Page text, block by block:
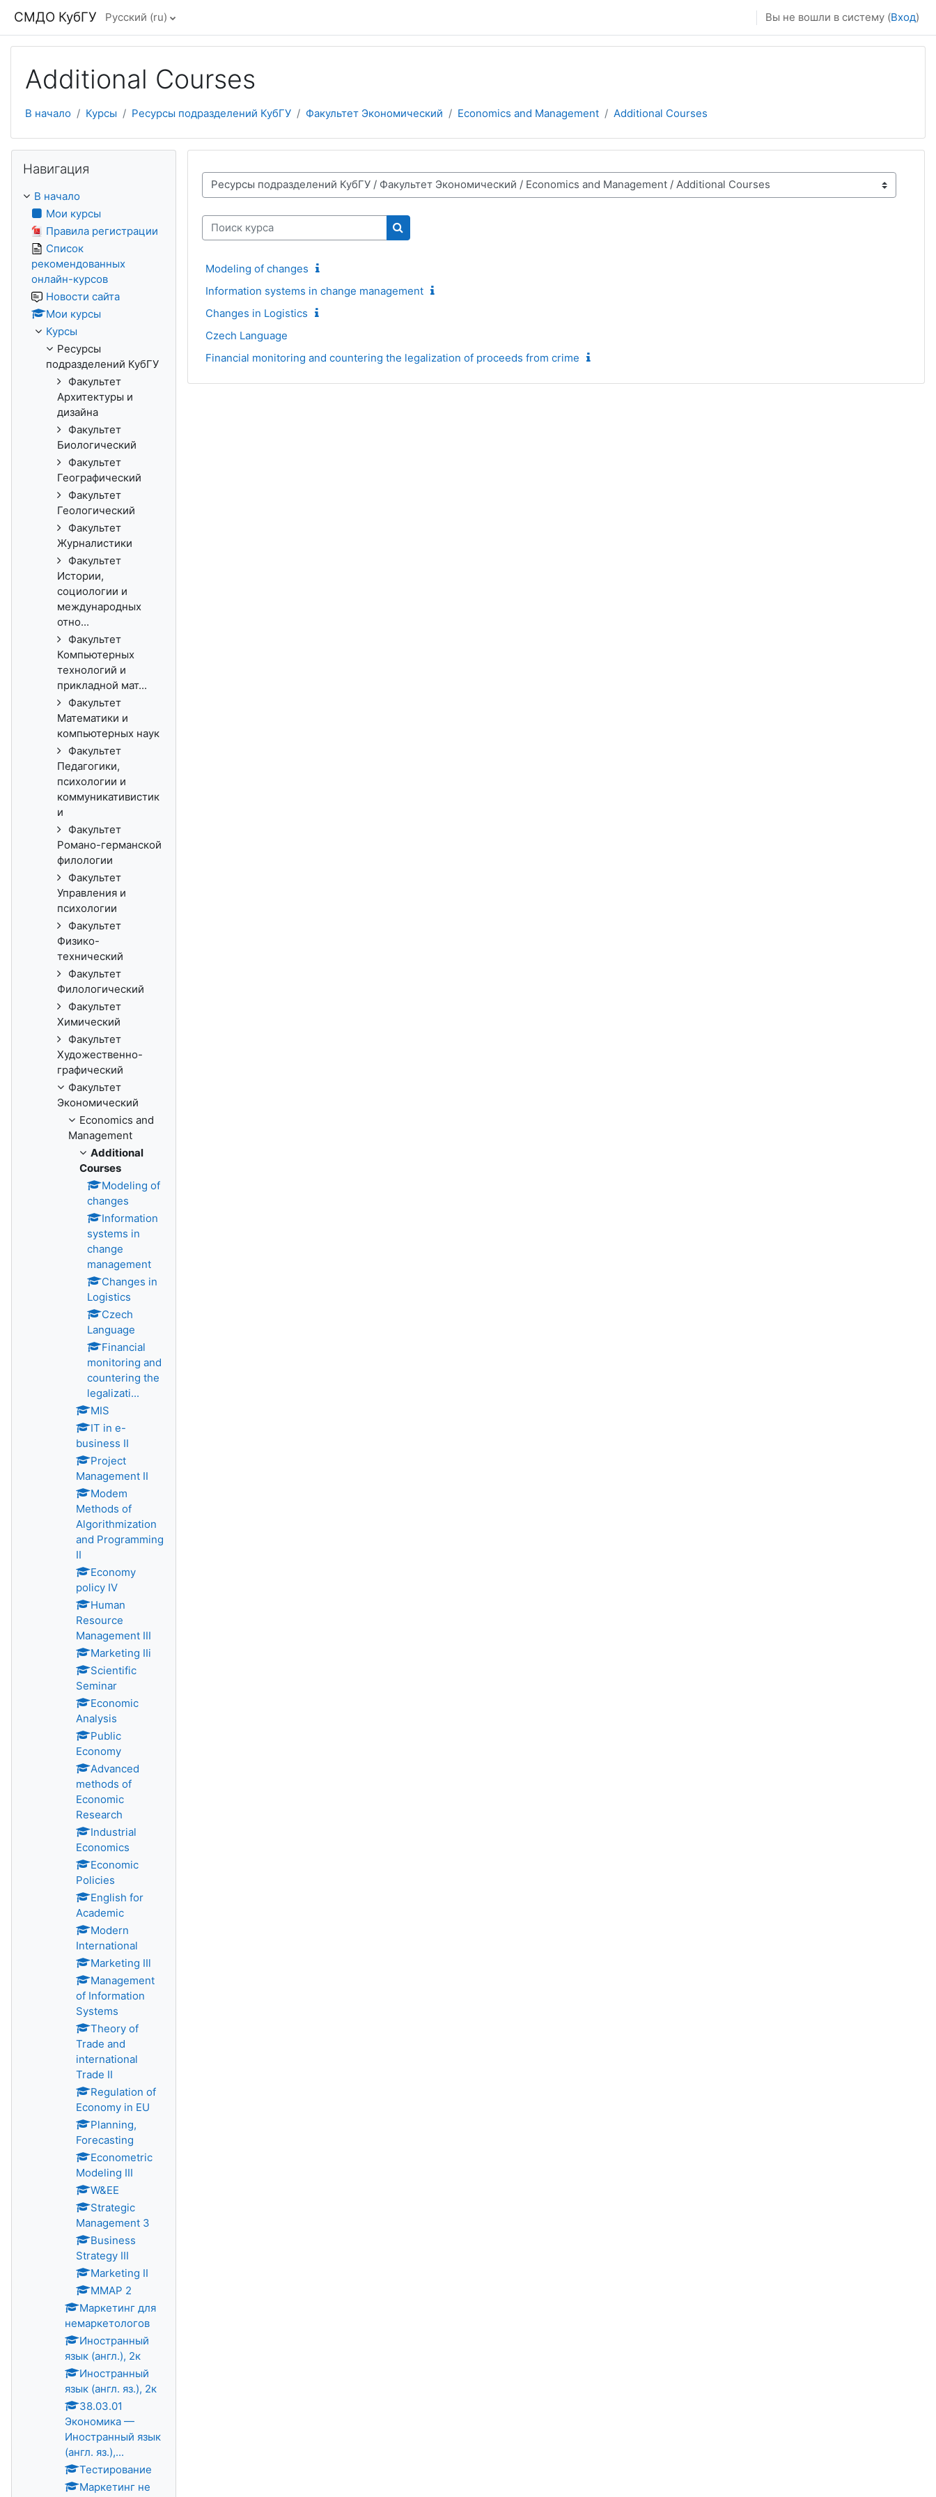
СМДО КубГУ Русский ‎(ru)‎ Вы не вошли в систему (Вход)
Additional Сourses
В начало Курсы Ресурсы подразделений КубГУ Факультет Экономический Economics and Management Additional Сourses
Категории курсов
Поиск курса
Поиск курса
Modeling of changes
Information systems in change management
Changes in Logistics
Czech Language
Financial monitoring and countering the legalization of proceeds from crime
Навигация
В начало
Мои курсы
Правила регистрации
Список
рекомендованных
онлайн-курсов
Новости сайта
Мои курсы
Курсы
Ресурсы
подразделений КубГУ
Факультет
Архитектуры и
дизайна
Факультет
Биологический
Факультет
Географический
Факультет
Геологический
Факультет
Журналистики
Факультет
Истории,
социологии и
международных
отно...
Факультет
Компьютерных
технологий и
прикладной мат...
Факультет
Математики и
компьютерных наук
Факультет
Педагогики,
психологии и
коммуникативистик
и
Факультет
Романо-германской
филологии
Факультет
Управления и
психологии
Факультет
Физико-
технический
Факультет
Филологический
Факультет
Химический
Факультет
Художественно-
графический
Факультет
Экономический
Economics and
Management
Additional
Сourses
Modeling of
changes
Information
systems in
change
management
Changes in
Logistics
Czech
Language
Financial
monitoring and
countering the
legalizati...
MIS
IT in e-
business II
Project
Management II
Modem
Methods of
Algorithmization
and Programming
II
Economy
policy IV
Human
Resource
Management III
Marketing IIi
Scientific
Seminar
Economic
Analysis
Public
Economy
Advanced
methods of
Economic
Research
Industrial
Economics
Economiс
Policies
English for
Academic
Modern
International
Marketing IIl
Management
of Information
Systems
Theory of
Trade and
international
Trade II
Regulation of
Economy in EU
Planning,
Forecasting
Econometric
Modeling III
W&EE
Strategic
Management 3
Business
Strategy III
Marketing II
MMAP 2
Маркетинг для
немаркетологов
Иностранный
язык (англ.), 2к
Иностранный
язык (англ. яз.), 2к
38.03.01
Экономика —
Иностранный язык
(англ. яз.),...
Тестирование
Маркетинг не